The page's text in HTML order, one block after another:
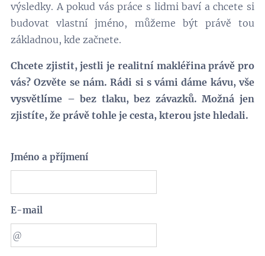
výsledky. A pokud vás práce s lidmi baví a chcete si
budovat vlastní jméno, můžeme být právě tou
základnou, kde začnete.
Chcete zjistit, jestli je realitní makléřina právě pro
vás? Ozvěte se nám. Rádi si s vámi dáme kávu, vše
vysvětlíme – bez tlaku, bez závazků. Možná jen
zjistíte, že právě tohle je cesta, kterou jste hledali.
Jméno a příjmení
E-mail